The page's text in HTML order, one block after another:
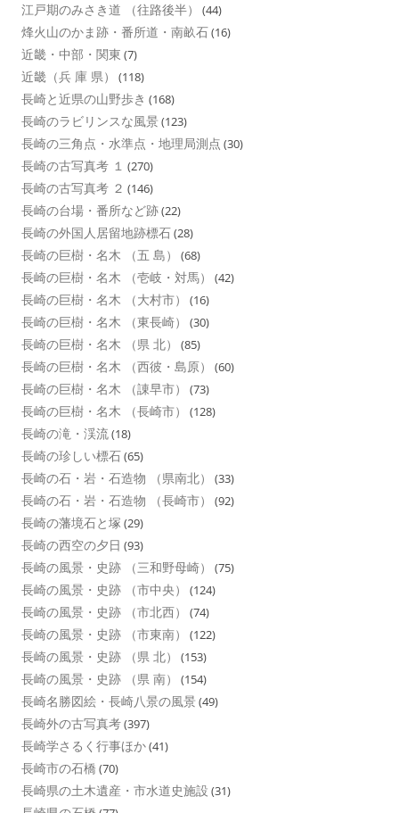
江戸期のみさき道 （往路後半） (44)
烽火山のかま跡・番所道・南畝石(16)
近畿・中部・関東 (7)
近畿（兵 庫 県） (118)
長崎と近県の山野歩き (168)
長崎のラビリンスな風景 (123)
長崎の三角点・水準点・地理局測点 (30)
長崎の古写真考 １ (270)
長崎の古写真考 ２ (146)
長崎の台場・番所など跡(22)
長崎の外国人居留地跡標石(28)
長崎の巨樹・名木 （五 島） (68)
長崎の巨樹・名木 （壱岐・対馬） (42)
長崎の巨樹・名木 （大村市） (16)
長崎の巨樹・名木 （東長崎） (30)
長崎の巨樹・名木 （県 北） (85)
長崎の巨樹・名木 （西彼・島原） (60)
長崎の巨樹・名木 （諌早市） (73)
長崎の巨樹・名木 （長崎市） (128)
長崎の滝・渓流(18)
長崎の珍しい標石(65)
長崎の石・岩・石造物 （県南北） (33)
長崎の石・岩・石造物 （長崎市） (92)
長崎の藩境石と塚 (29)
長崎の西空の夕日 (93)
長崎の風景・史跡 （三和野母崎） (75)
長崎の風景・史跡 （市中央） (124)
長崎の風景・史跡 （市北西） (74)
長崎の風景・史跡 （市東南） (122)
長崎の風景・史跡 （県 北） (153)
長崎の風景・史跡 （県 南） (154)
長崎名勝図絵・長崎八景の風景 (49)
長崎外の古写真考(397)
長崎学さるく行事ほか(41)
長崎市の石橋 (70)
長崎県の土木遺産・市水道史施設 (31)